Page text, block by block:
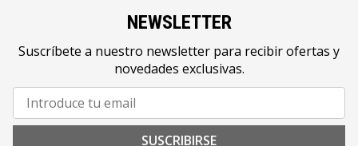
NEWSLETTER
Suscríbete a nuestro newsletter para recibir ofertas y
novedades exclusivas.
SUSCRIBIRSE